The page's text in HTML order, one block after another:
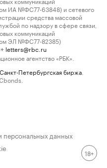
ИА №ФС77-63848) и сетевого
средства массовой
по надзору в сфере связи,
коммуникаций
ЭЛ №ФС77-82385)
letters@rbc.ru
агентство «РБК».
Санкт-Петербургская биржа
персональных данных
18+